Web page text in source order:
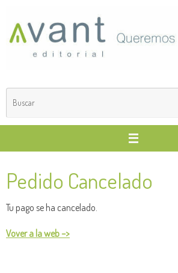
contenido
Pedido Cancelado
Tu pago se ha cancelado.
Vover a la web –>